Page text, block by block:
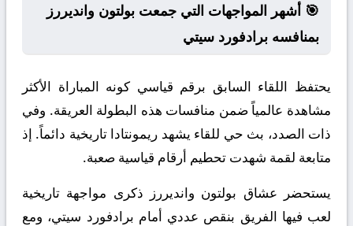
🎯 أشهر المواجهات التي جمعت بولتون وانديررز
بمنافسه برادفورد سيتي
يحتفظ اللقاء السابق برقم قياسي كونه المباراة الأكثر
مشاهدة عالمياً ضمن منافسات هذه البطولة العريقة. وفي
ذات الصدد، بث حي للقاء يشهد ريمونتادا تاريخية دائماً. إذ
متابعة لقمة شهدت تحطيم أرقام قياسية صعبة.
يستحضر عشاق بولتون وانديررز ذكرى مواجهة تاريخية
لعب فيها الفريق بنقص عددي أمام برادفورد سيتي، ومع